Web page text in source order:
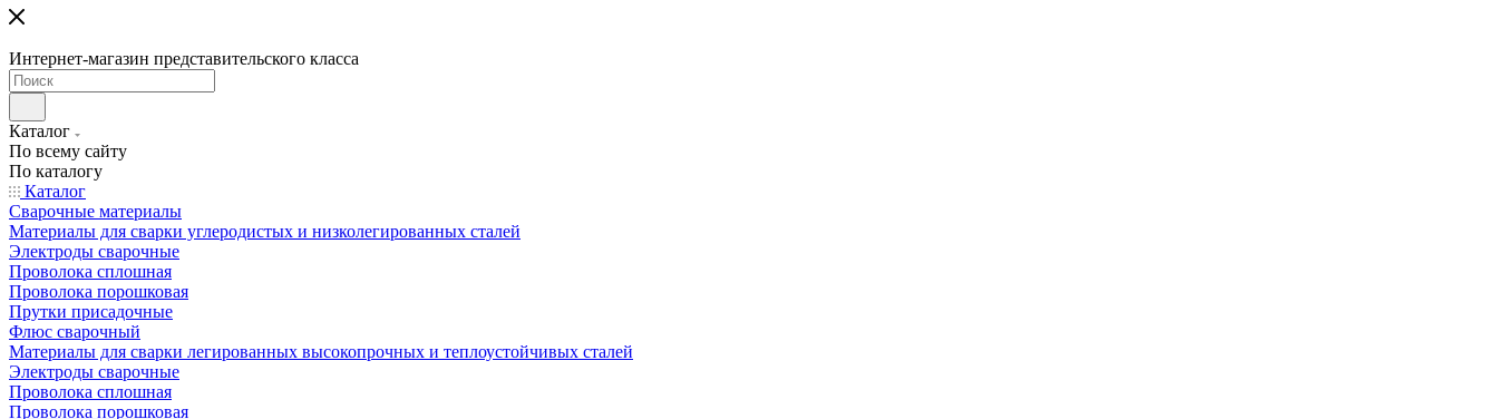
Интернет-магазин представительского класса
Каталог
По всему сайту
По каталогу
Каталог
Сварочные материалы
Материалы для сварки углеродистых и низколегированных сталей
Электроды сварочные
Проволока сплошная
Проволока порошковая
Прутки присадочные
Флюс сварочный
Материалы для сварки легированных высокопрочных и теплоустойчивых сталей
Электроды сварочные
Проволока сплошная
Проволока порошковая